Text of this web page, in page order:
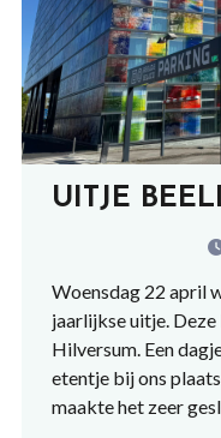
UITJE
Woensdag 22 april
jaarlijkse uitje. Deze
Hilversum. Een
etentje bij ons
maakte het zeer